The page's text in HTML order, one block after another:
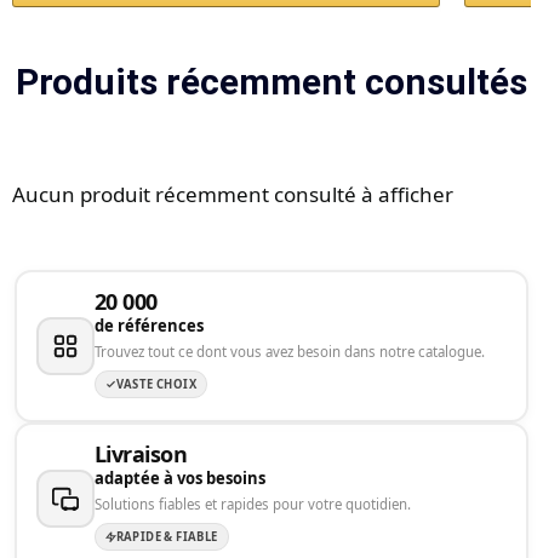
Produits récemment consultés
Aucun produit récemment consulté à afficher
20 000
de références
Trouvez tout ce dont vous avez besoin dans notre catalogue.
VASTE CHOIX
Livraison
adaptée à vos besoins
Solutions fiables et rapides pour votre quotidien.
RAPIDE & FIABLE